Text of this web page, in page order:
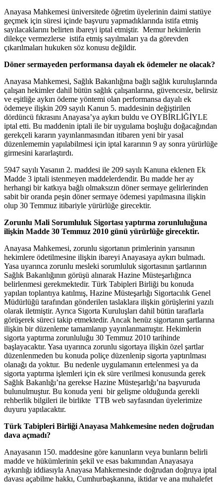
Anayasa Mahkemesi üniversitede öğretim üyelerinin daimi statüye
geçmek için süresi içinde başvuru yapmadıklarında istifa etmiş
sayılacaklarını belirten ibareyi iptal etmiştir. Memur hekimlerin
dilekçe vermezlerse istifa etmiş sayılmaları ya da görevden
çıkarılmaları hukuken söz konusu değildir.
Döner sermayeden performansa dayalı ek ödemeler ne olacak?
Anayasa Mahkemesi, Sağlık Bakanlığına bağlı sağlık kuruluşlarında
çalışan hekimler dahil bütün sağlık çalışanlarına, güvencesiz, belirsiz
ve eşitliğe aykırı ödeme yöntemi olan performansa dayalı ek
ödemeye ilişkin 209 sayılı Kanun 5. maddesinin değiştirilen
dördüncü fıkrasını Anayasa’ya aykırı buldu ve OYBİRLİĞİYLE
iptal etti. Bu maddenin iptali ile bir uygulama boşluğu doğacağından
gerekçeli kararın yayınlanmasından itibaren yeni bir yasal
düzenlememin yapılabilmesi için iptal kararının 9 ay sonra yürürlüğe
girmesini kararlaştırdı.
5947 sayılı Yasanın 2. maddesi ile 209 sayılı Kanuna eklenen Ek
Madde 3 iptali istenmeyen maddelerdendir. Bu madde her ay
herhangi bir katkıya bağlı olmaksızın döner sermaye gelirlerinden
sabit bir oranda peşin döner sermaye ödemesi yapılmasına ilişkin
olup 30 Temmuz itibariyle yürürlüğe girecektir.
Zorunlu Mali Sorumluluk Sigortası yaptırma zorunluluğuna
ilişkin Madde 30 Temmuz 2010 günü yürürlüğe girecektir.
Anayasa Mahkemesi, zorunlu sigortanın primlerinin yarısının
hekimlere ödetilmesine ilişkin ibareyi Anayasaya aykırı bulmadı.
Yasa uyarınca zorunlu mesleki sorumluluk sigortasının şartlarının
Sağlık Bakanlığının görüşü alınarak Hazine Müsteşarlığınca
belirlenmesi gerekmektedir. Türk Tabipleri Birliği bu konuda
yapılan toplantıya katılmış, Hazine Müsteşarlığı Sigortacılık Genel
Müdürlüğü tarafından gönderilen taslaklara ilişkin görüşlerini yazılı
olarak iletmiştir. Ayrıca Sigorta Kuruluşları dahil bütün taraflarla
görüşerek süreci takip etmektedir. Ancak henüz sigortanın şartlarına
ilişkin bir düzenleme tamamlanıp yayınlanmamıştır. Hekimlerin
sigorta yaptırma zorunluluğu 30 Temmuz 2010 tarihinde
başlayacaktır. Yasa uyarınca zorunlu sigortaya ilişkin özel şartlar
düzenlenmeden bu konuda poliçe düzenlenip sigorta yaptırılması
olanağı da yoktur. Bu nedenle uygulamanın ertelenmesi ya da
sigorta yaptırma işlemleri için ek süre verilmesi konusunda gerek
Sağlık Bakanlığı’na gerekse Hazine Müsteşarlığı’na başvuruda
bulunulmuştur. Bu konuda yeni bir gelişme olduğunda gerekli
rehberlik bilgileri ile birlikte TTB web sayfasından üyelerimize
duyuru yapılacaktır.
Türk Tabipleri Birliği Anayasa Mahkemesine neden doğrudan
dava açmadı?
Anayasanın 150. maddesine göre kanunların veya bunların belirli
madde ve hükümlerinin şekil ve esas bakımından Anayasaya
aykırılığı iddiasıyla Anayasa Mahkemesinde doğrudan doğruya iptal
davası açabilme hakkı, Cumhurbaşkanına, iktidar ve ana muhalefet